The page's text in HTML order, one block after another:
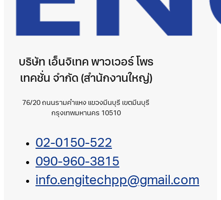
บริษัท เอ็นจิเทค พาวเวอร์ โพร
เทคชั่น จำกัด (สำนักงานใหญ่)
76/20 ถนนรามคำแหง แขวงมีนบุรี เขตมีนบุรี
กรุงเทพมหานคร 10510
02-0150-522
090-960-3815
info.engitechpp@gmail.com